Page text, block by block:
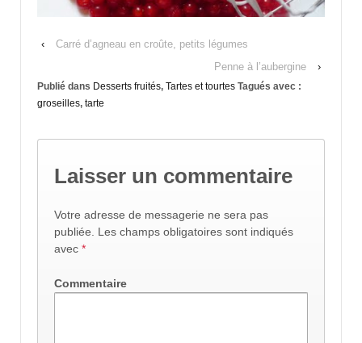
‹
Carré d’agneau en croûte, petits légumes
Penne à l’aubergine
›
Publié dans Desserts fruités, Tartes et tourtes Tagués avec :
groseilles, tarte
Laisser un commentaire
Votre adresse de messagerie ne sera pas
publiée.
Les champs obligatoires sont indiqués
avec *
Commentaire